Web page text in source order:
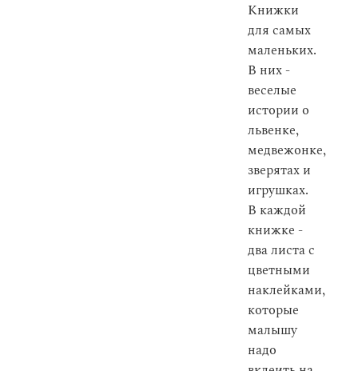
Книжки
для самых
маленьких.
В них -
веселые
истории о
львенке,
медвежонке,
зверятах и
игрушках.
В каждой
книжке -
два листа с
цветными
наклейками,
которые
малышу
надо